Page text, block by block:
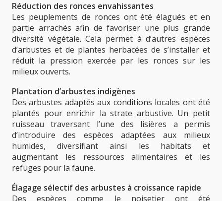
Réduction des ronces envahissantes
Les peuplements de ronces ont été élagués et en
partie arrachés afin de favoriser une plus grande
diversité végétale. Cela permet à d’autres espèces
d’arbustes et de plantes herbacées de s’installer et
réduit la pression exercée par les ronces sur les
milieux ouverts.
Plantation d’arbustes indigènes
Des arbustes adaptés aux conditions locales ont été
plantés pour enrichir la strate arbustive. Un petit
ruisseau traversant l’une des lisières a permis
d’introduire des espèces adaptées aux milieux
humides, diversifiant ainsi les habitats et
augmentant les ressources alimentaires et les
refuges pour la faune.
Élagage sélectif des arbustes à croissance rapide
Des espèces comme le noisetier ont été